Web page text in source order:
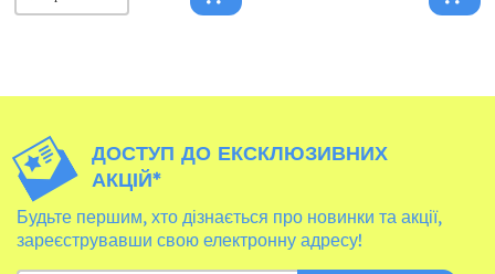
ДОСТУП ДО ЕКСКЛЮЗИВНИХ
АКЦІЙ*
Будьте першим, хто дізнається про новинки та акції,
зареєструвавши свою електронну адресу!